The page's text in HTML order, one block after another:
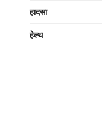
हादसा
हेल्थ